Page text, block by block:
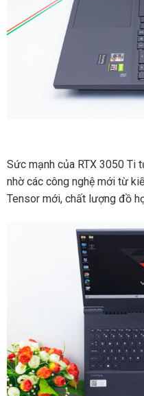
Sức mạnh của RTX 3050 Ti
nhờ các công nghệ mới từ
Tensor mới, chất lượng đồ